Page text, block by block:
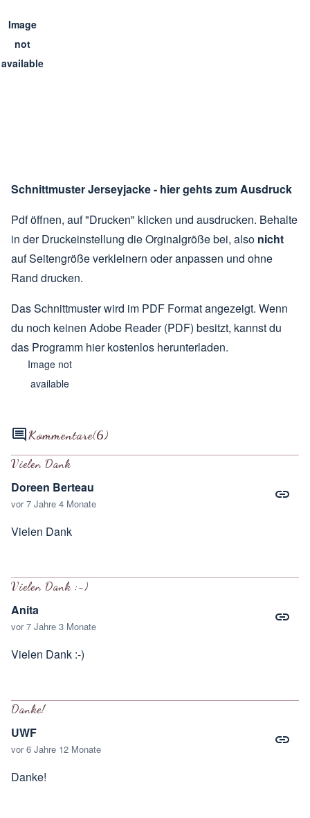
Image
not
available
Schnittmuster Jerseyjacke - hier gehts zum Ausdruck
Pdf öffnen, auf "Drucken" klicken und ausdrucken. Behalte
in der Druckeinstellung die Orginalgröße bei, also nicht
auf Seitengröße verkleinern oder anpassen und ohne
Rand drucken.
Das Schnittmuster wird im PDF Format angezeigt. Wenn
du noch keinen Adobe Reader (PDF) besitzt, kannst du
das Programm hier kostenlos herunterladen.
Image not
available
Kommentare(6)
Vielen Dank
Doreen Berteau
vor 7 Jahre 4 Monate
Vielen Dank
Vielen Dank :-)
Anita
vor 7 Jahre 3 Monate
Vielen Dank :-)
Danke!
UWF
vor 6 Jahre 12 Monate
Danke!